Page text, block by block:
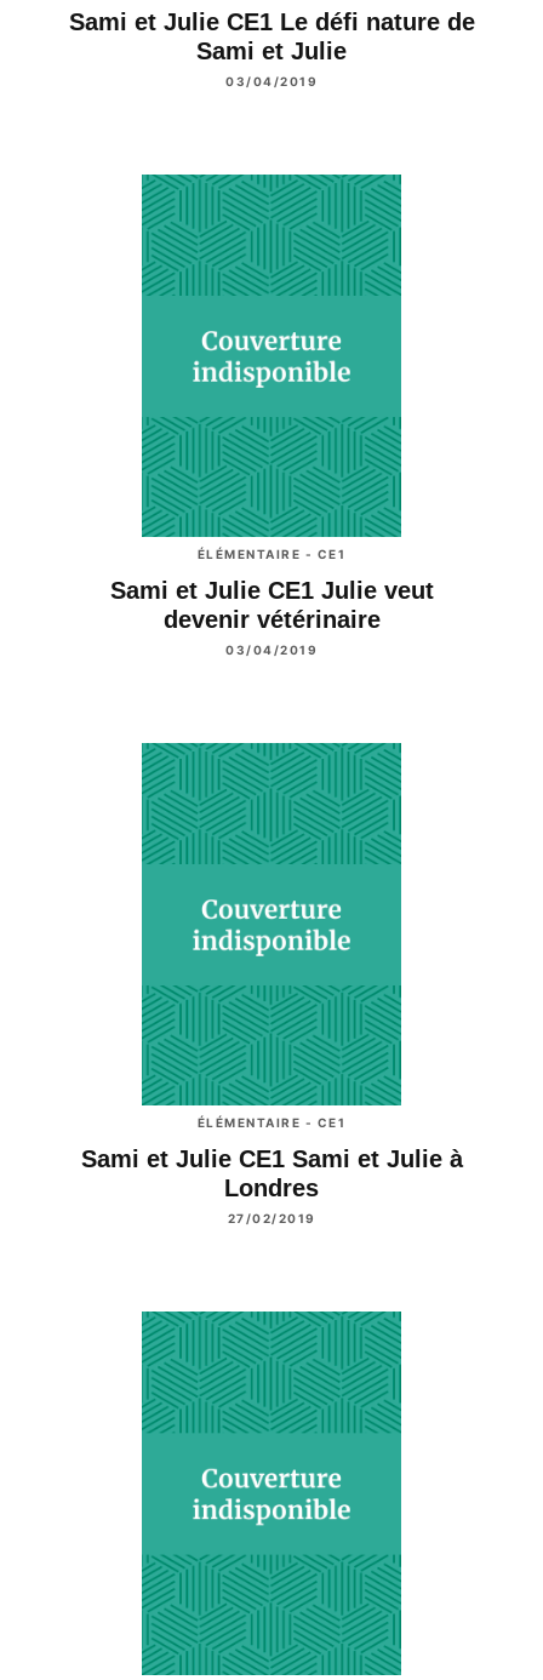
Sami et Julie CE1 Le défi nature de
Sami et Julie
03/04/2019
ÉLÉMENTAIRE - CE1
Sami et Julie CE1 Julie veut
devenir vétérinaire
03/04/2019
ÉLÉMENTAIRE - CE1
Sami et Julie CE1 Sami et Julie à
Londres
27/02/2019